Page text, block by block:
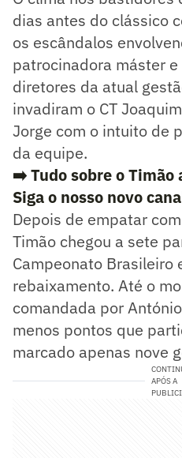
dias antes do clássico
os escândalos
patrocinadora máster
diretores da atual
invadiram o CT
Jorge com o intuito de
da equipe.
➡️ Tudo sobre o Timão
Siga o nosso novo
Depois de empatar
Timão chegou a sete
Campeonato Brasileiro
rebaixamento. Até o
comandada por
menos pontos que
marcado apenas nove
APÓS A